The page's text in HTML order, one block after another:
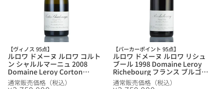
【ヴィノス 95点】
ルロワ ドメーヌ ルロワ コルト
ン シャルルマーニュ 2008
Domaine Leroy Corton
Charlemagne フランス ブルゴ
通常販売価格（税込）
【パーカーポイント 95点】
ルロワ ドメーヌ ルロワ リシュ
ブール 1998 Domaine Leroy
Richebourg フランス ブルゴー
ニュ 赤ワイン
通常販売価格（税込）